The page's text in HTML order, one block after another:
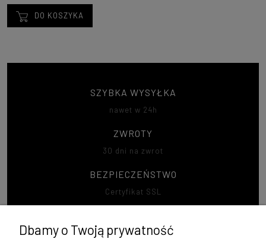
DO KOSZYKA
SZYBKA WYSYŁKA
nawet w 24h
ZWROTY
30 dni na zwrot
BEZPIECZEŃSTWO
Certyfikat SSL
Dbamy o Twoją prywatność